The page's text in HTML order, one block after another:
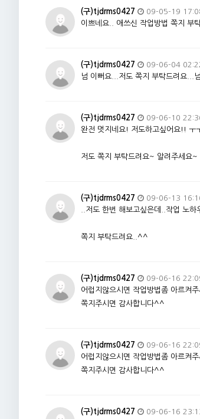
(구)tjdrms0427
09-05-19
이쁘네요.. 애쓰신 작업방법 쪽지 부
(구)tjdrms0427
09-06-04
넘 이뻐요...저도 쪽지 부탁드려요...
(구)tjdrms0427
09-06-10
완전 멋지네요! 저도하고싶어요!! ㅜ
저도 쪽지 부탁드려요~ 알려주세요~
(구)tjdrms0427
09-06-13
..저도 한번 해보고싶은데..작업 노하
쪽지 부탁드려요..^^
(구)tjdrms0427
09-06-16
어럽지않으시면 작업방법좀 아르켜
쪽지주시면 감사합니다^^
(구)tjdrms0427
09-06-16
어럽지않으시면 작업방법좀 아르켜
쪽지주시면 감사합니다^^
(구)tjdrms0427
09-06-16